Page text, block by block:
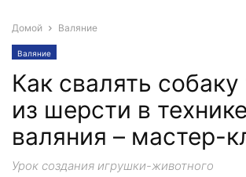
Домой Валяние
Валяние
Как свалять собаку
из шерсти в
валяния – мастер-
Урок создания игрушки-животного